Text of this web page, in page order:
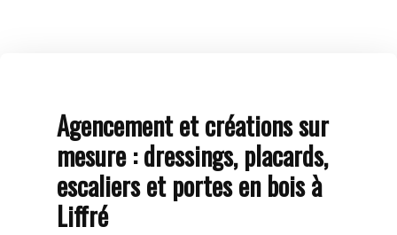
Agencement et créations sur
mesure : dressings, placards,
escaliers et portes en bois à
Liffré